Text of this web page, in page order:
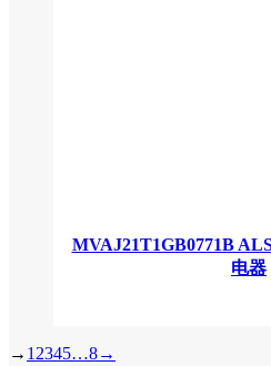
MVAJ21T1GB0771B
电器
→ 1 2345…8→